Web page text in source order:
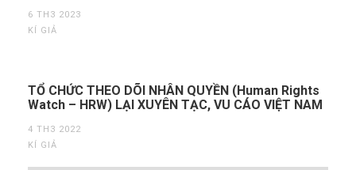
6 TH3 2023
KÍ GIẢ
TỔ CHỨC THEO DÕI NHÂN QUYỀN (Human Rights
Watch – HRW) LẠI XUYÊN TẠC, VU CÁO VIỆT NAM
4 TH3 2022
KÍ GIẢ